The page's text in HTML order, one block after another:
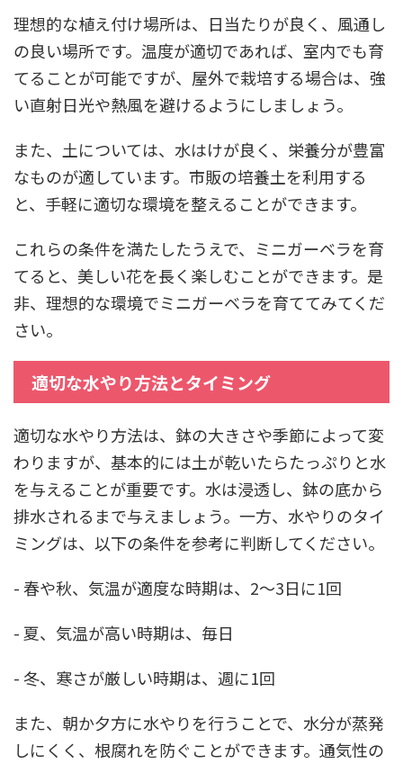
理想的な植え付け場所は、日当たりが良く、風通し
の良い場所です。温度が適切であれば、室内でも育
てることが可能ですが、屋外で栽培する場合は、強
い直射日光や熱風を避けるようにしましょう。
また、土については、水はけが良く、栄養分が豊富
なものが適しています。市販の培養土を利用する
と、手軽に適切な環境を整えることができます。
これらの条件を満たしたうえで、ミニガーベラを育
てると、美しい花を長く楽しむことができます。是
非、理想的な環境でミニガーベラを育ててみてくだ
さい。
適切な水やり方法とタイミング
適切な水やり方法は、鉢の大きさや季節によって変
わりますが、基本的には土が乾いたらたっぷりと水
を与えることが重要です。水は浸透し、鉢の底から
排水されるまで与えましょう。一方、水やりのタイ
ミングは、以下の条件を参考に判断してください。
- 春や秋、気温が適度な時期は、2～3日に1回
- 夏、気温が高い時期は、毎日
- 冬、寒さが厳しい時期は、週に1回
また、朝か夕方に水やりを行うことで、水分が蒸発
しにくく、根腐れを防ぐことができます。通気性の